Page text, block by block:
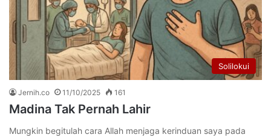
Solilokui
Jernih.co 11/10/2025 161
Madina Tak Pernah Lahir
Mungkin begitulah cara Allah menjaga kerinduan saya pada